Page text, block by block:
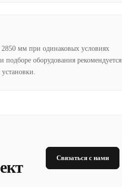
мм при одинаковых условиях
подборе оборудования рекомендуется
Связаться с нами